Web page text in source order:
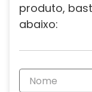
produto,
abaixo: